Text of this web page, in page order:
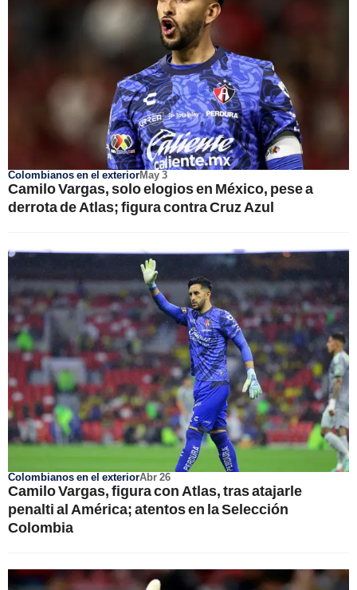
Colombianos en el exteriorMay 3
Camilo Vargas, solo elogios en México, pese a
derrota de Atlas; figura contra Cruz Azul
Colombianos en el exteriorAbr 26
Camilo Vargas, figura con Atlas, tras atajarle
penalti al América; atentos en la Selección
Colombia